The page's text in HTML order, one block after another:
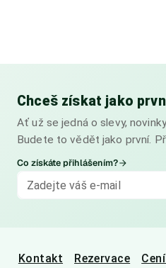
Chceš získat jako
Ať už se jedná o slevy,
Budete to vědět jako první.
Co získáte přihlášením?
Kontakt Rezervace